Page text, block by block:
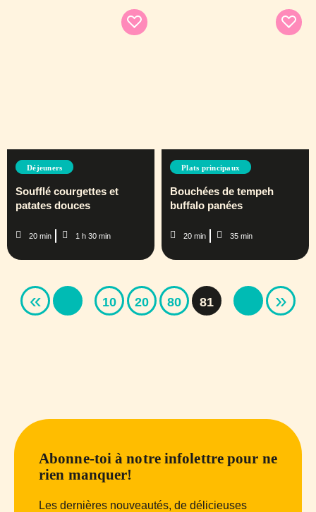
Déjeuners
Soufflé courgettes et
patates douces
20 min 1 h 30 min
Plats principaux
Bouchées de tempeh
buffalo panées
20 min 35 min
« 10 20 80 81 »
Abonne-toi à notre infolettre pour ne
rien manquer!
Les dernières nouveautés, de délicieuses